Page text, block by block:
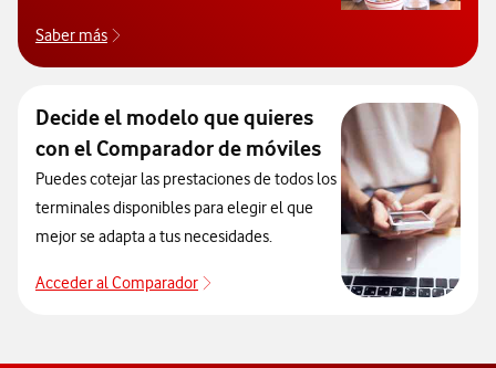
Saber más
Decide el modelo que quieres
con el Comparador de móviles
Puedes cotejar las prestaciones de todos los
terminales disponibles para elegir el que
mejor se adapta a tus necesidades.
Acceder al Comparador
Para elegir un modelo de móvil antes